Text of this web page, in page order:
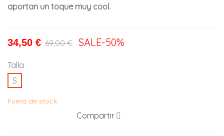
aportan un toque muy cool.
34,50 € 69,00 € SALE-50%
Talla
S
Fuera de stock
Compartir